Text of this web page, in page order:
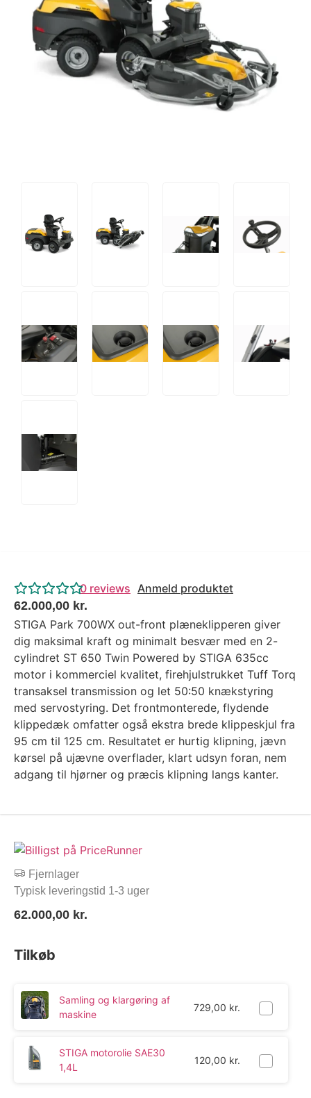
Tips og tricks
4.4 Google Reviews
4.7 Trustpilot
0 reviews Anmeld produktet
62.000,00 kr.
STIGA Park 700WX out-front plæneklipperen giver
dig maksimal kraft og minimalt besvær med en 2-
cylindret ST 650 Twin Powered by STIGA 635cc
motor i kommerciel kvalitet, firehjulstrukket Tuff Torq
transaksel transmission og let 50:50 knækstyring
med servostyring. Det frontmonterede, flydende
klippedæk omfatter også ekstra brede klippeskjul fra
95 cm til 125 cm. Resultatet er hurtig klipning, jævn
kørsel på ujævne overflader, klart udsyn foran, nem
adgang til hjørner og præcis klipning langs kanter.
Fjernlager
Typisk leveringstid 1-3 uger
62.000,00 kr.
Tilkøb
Samling og klargøring af
maskine
729,00 kr.
STIGA motorolie SAE30
1,4L
120,00 kr.